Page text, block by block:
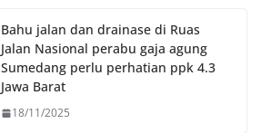
Bahu jalan dan drainase di Ruas
Jalan Nasional perabu gaja agung
Sumedang perlu perhatian ppk 4.3
Jawa Barat
18/11/2025